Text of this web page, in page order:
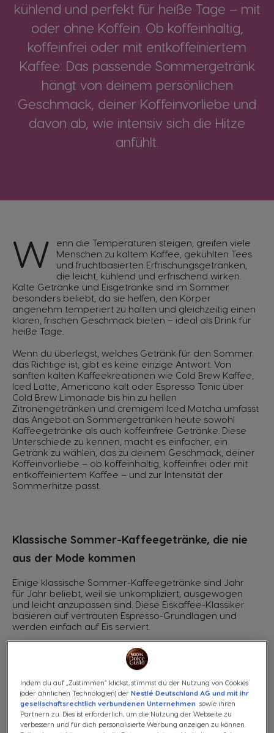
kühlend und perfekt für heiße Tage – mit
oder ohne Koffein. Ob koffeinhaltig,
koffeinfrei oder mit entkoffeiniertem
Kaffee: Das passende Sommergetränk
hängt von deinem persönlichen
Geschmack, deiner Koffeinvorliebe und
davon ab, wie intensiv sich die Hitze
anfühlt.
W
enn die Temperaturen steigen, greifen viele
Menschen zu kaltem Kaffee, gekühlten Tees
und fruchtbasierten Erfrischungsgetränken,
die leicht, kühlend und erfrischend wirken.
Kalte Getränke und Eisgetränke sind im Sommer
besonders beliebt, da sie helfen, den Körper
angenehm temperiert zu halten und gleichzeitig einen
klaren, frischen Geschmack bieten – ideal als Drink für
heiße Tage.
Wenn du überlegst, welches Getränk für den Sommer
das Richtige ist, gibt es keine einzige Antwort. Von
sanften kalten Kaffeekreationen wie Cold Brew Kaffee,
Iced Latte, Americano kalt oder Espresso Tonic über
Cold Brew Limonade bis hin zu hellen
Zitronengetränken und cremigem Iced Matcha umfasst
das Angebot an Sommergetränken heute sowohl
Kaffeegetränke als auch koffeinfreie Getränke. Diese
Unterschiede zu kennen, macht es einfacher, ein
Getränk zu wählen, das zu deinem Geschmack, deiner
Koffeinvorliebe – ob koffeinhaltig, koffeinfrei oder mit
entkoffeiniertem Kaffee – und zur Intensität der
Sommerhitze passt.
Klassische Sommer-Kaffeegetränke, die nie
aus der Mode kommen
Einige klassische Sommer-Kaffeegetränke sind Jahr
für Jahr beliebt, weil sie unkompliziert, ausgewogen
und leicht anzupassen sind. Diese Eiskaffee-Klassiker
basieren auf vertrauten Espresso-Grundlagen und
werden einfach auf Eis serviert.
Ganz gleich, ob du milchbasierte Getränke bevorzugst
oder ein intensiveres schwarzes Kaffeeprofil magst –
traditionelle kalte Kaffeegetränke sorgen für
verlässliche Erfrischung, ohne den Charakter des
ursprünglichen Rezepts zu verlieren.
Iced Latte, Iced Cappuccino & Iced
Indem du auf „Zustimmen“ klickst, stimmst du der Nutzung von Cookies
(oder ähnlichen Technologien) derNestlé Deutschland AG und mit ihr
gesellschaftsrechtlich verbundenen Unternehmen sowie ihren
Partnern zu. Dies ist erforderlich, um die Nutzung der Webseite zu
verbessern und für dich personalisierte Werbung anzeigen zu können.